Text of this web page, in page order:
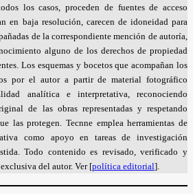
los casos, proceden de fuentes de acceso
en baja resolución, carecen de idoneidad para
de la correspondiente mención de autoría,
alguno de los derechos de propiedad
Los esquemas y bocetos que acompañan los
por el autor a partir de material fotográfico
analítica e interpretativa, reconociendo
de las obras representadas y respetando
las protegen. Tecnne emplea herramientas de
como apoyo en tareas de investigación
Todo contenido es revisado, verificado y
del autor. Ver [política editorial].